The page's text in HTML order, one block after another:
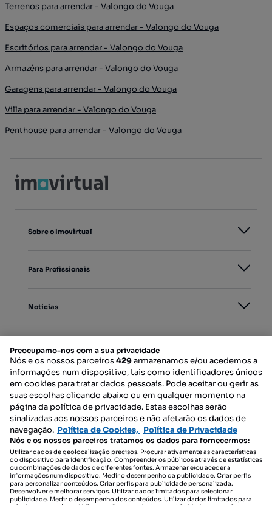
Terrenos para arrendar - Valongo do Vouga
Espaços comerciais para arrendar - Valongo do Vouga
Escritórios para arrendar - Valongo do Vouga
Armazéns para arrendar - Valongo do Vouga
Garagens para arrendar - Valongo do Vouga
Villa para arrendar - Valongo do Vouga
Penthouse para arrendar - Valongo do Vouga
Sobre o Imovirtual
Para Profissionais
Notícias
Mapa do Site
Contacte-nos
SIGA-NOS:
Preocupamo-nos com a sua privacidade
Nós e os nossos parceiros429armazenamos e/ou acedemos a
informações num dispositivo, tais como identificadores únicos
em cookies para tratar dados pessoais. Pode aceitar ou gerir as
suas escolhas clicando abaixo ou em qualquer momento na
página da política de privacidade. Estas escolhas serão
sinalizadas aos nossos parceiros e não afetarão os dados de
navegação. Política de Cookies, Política de Privacidade
Nós e os nossos parceiros tratamos os dados para fornecermos:
Utilizar dados de geolocalização precisos. Procurar ativamente as características
do dispositivo para identificação. Compreender os públicos através de estatísticas
ou combinações de dados de diferentes fontes. Armazenar e/ou aceder a
informações num dispositivo. Medir o desempenho da publicidade. Criar perfis
para personalizar conteúdos. Criar perfis para publicidade personalizada.
Desenvolver e melhorar serviços. Utilizar dados limitados para selecionar
publicidade. Medir o desempenho dos conteúdos. Utilizar dados limitados para